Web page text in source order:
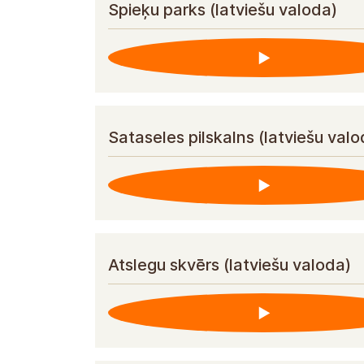
Spieķu parks (latviešu valoda)
Sataseles pilskalns (latviešu
Atslegu skvērs (latviešu valoda)